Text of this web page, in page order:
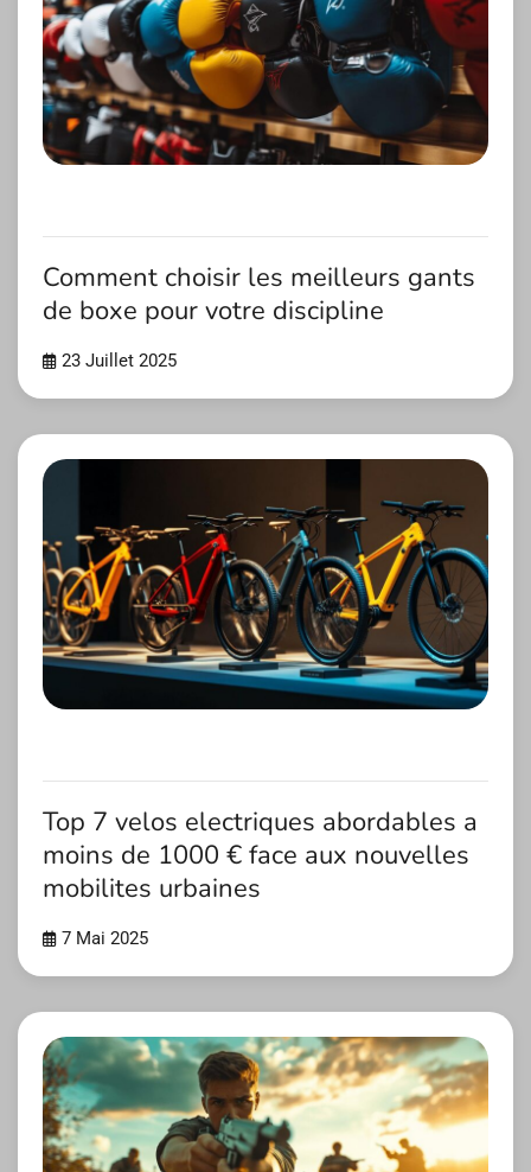
Comment choisir les meilleurs gants
de boxe pour votre discipline
23 Juillet 2025
Top 7 velos electriques abordables a
moins de 1000 € face aux nouvelles
mobilites urbaines
7 Mai 2025